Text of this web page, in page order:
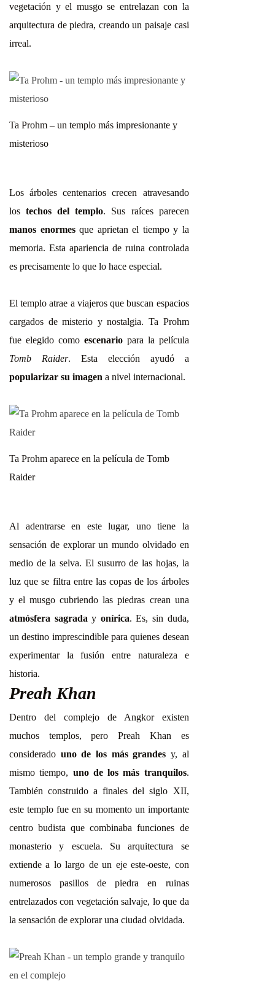
vegetación y el musgo se entrelazan con la
arquitectura de piedra, creando un paisaje casi
irreal.
Ta Prohm – un templo más impresionante y
misterioso
Los árboles centenarios crecen atravesando
lostechos del templo. Sus raíces parecen
manos enormesque aprietan el tiempo y la
memoria. Esta apariencia de ruina controlada
es precisamente lo que lo hace especial.
El templo atrae a viajeros que buscan espacios
cargados de misterio y nostalgia. Ta Prohm
fue elegido como escenariopara la película
Tomb Raider. Esta elección ayudó a
popularizar su imagen a nivel internacional.
Ta Prohm aparece en la película de Tomb
Raider
Al adentrarse en este lugar, uno tiene la
sensación de explorar un mundo olvidado en
medio de la selva. El susurro de las hojas, la
luz que se filtra entre las copas de los árboles
y el musgo cubriendo las piedras crean una
atmósfera sagraday onírica. Es, sin duda,
un destino imprescindible para quienes desean
experimentar la fusión entre naturaleza e
historia.
Preah Khan
​​Dentro del complejo de Angkor existen
muchos templos, pero Preah Khan es
considerado uno de los más grandes y, al
mismo tiempo, uno de los más tranquilos.
También construido a finales del siglo XII,
este templo fue en su momento un importante
centro budista que combinaba funciones de
monasterio y escuela. Su arquitectura se
extiende a lo largo de un eje este-oeste, con
numerosos pasillos de piedra en ruinas
entrelazados con vegetación salvaje, lo que da
la sensación de explorar una ciudad olvidada.